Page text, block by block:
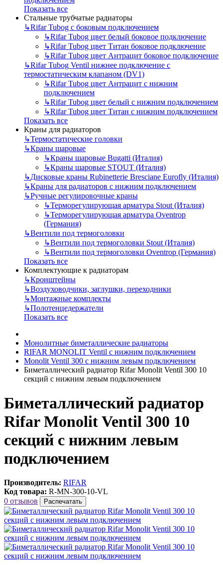
Показать все
Стальные трубчатые радиаторы
↳Rifar Tubog с боковым подключением
↳Rifar Tubog цвет белый боковое подключение
↳Rifar Tubog цвет Титан боковое подключение
↳Rifar Tubog цвет Антрацит боковое подключение
↳Rifar Tubog Ventil нижнее подключение с
термостатическим клапаном (DV1)
↳Rifar Tubog цвет Антрацит с нижним
подключением
↳Rifar Tubog цвет белый с нижним подключением
↳Rifar Tubog цвет Титан с нижним подключением
Показать все
Краны для радиаторов
↳Термостатические головки
↳Краны шаровые
↳Краны шаровые Bugatti (Италия)
↳Краны шаровые STOUT (Италия)
↳Дисковые краны Rubinetterie Bresciane Eurofly (Италия)
↳Краны для радиаторов с нижним подключением
↳Ручные регулировочные краны
↳Терморегулирующая арматура Stout (Италия)
↳Терморегулирующая арматура Oventrop
(Германия)
↳Вентили под термоголовки
↳Вентили под термоголовки Stout (Италия)
↳Вентили под термоголовки Oventrop (Германия)
Показать все
Комплектующие к радиаторам
↳Кронштейны
↳Воздуховодчики, заглушки, переходники
↳Монтажные комплекты
↳Полотенцедержатели
Показать все
Монолитные биметаллические радиаторы
RIFAR MONOLIT Ventil с нижним подключением
Monolit Ventil 300 с нижним левым подключением
Биметаллический радиатор Rifar Monolit Ventil 300 10
секций с нижним левым подключением
Биметаллический радиатор
Rifar Monolit Ventil 300 10
секций с нижним левым
подключением
Производитель: RIFAR
Код товара: R-MN-300-10-VL
0 отзывов
Распечатать